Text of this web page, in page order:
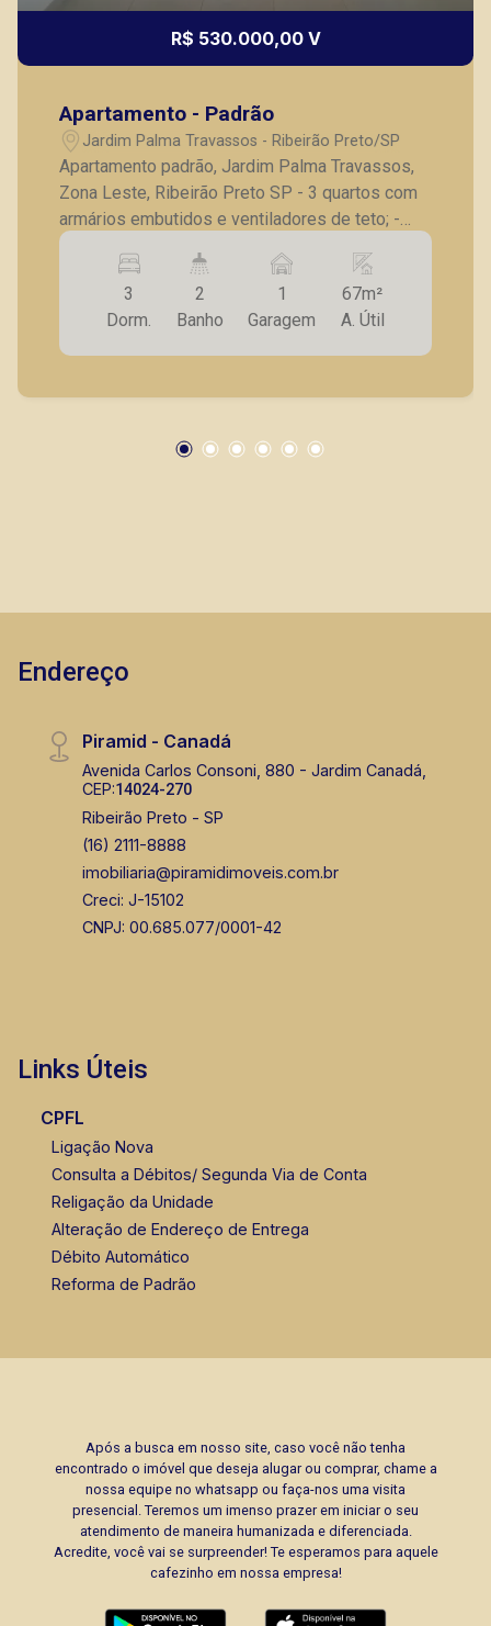
R$ 530.000,00 V
Apartamento - Padrão
Jardim Palma Travassos - Ribeirão Preto/SP
Apartamento padrão, Jardim Palma Travassos,
Zona Leste, Ribeirão Preto SP - 3 quartos com
armários embutidos e ventiladores de teto; -
Sendo 1 suíte; - Sala para 2 ambientes com
ventilador de teto; - Sacada; - Banheiro social
com gabinete, espelho e box blindex; - Cozinha
planejada; - Lavanderia; - 1 vaga de garagem A
Piramid tem como objetivo atender seus
vendas de imóveis prontos, usados ou mesmo
3
Dorm.
2
Banho
1
Garagem
67m²
A. Útil
Endereço
Piramid - Canadá
Avenida Carlos Consoni, 880 - Jardim Canadá,
CEP:14024-270
Ribeirão Preto - SP
(16) 2111-8888
imobiliaria@piramidimoveis.com.br
Creci: J-15102
CNPJ: 00.685.077/0001-42
Links Úteis
CPFL
Ligação Nova
Consulta a Débitos/ Segunda Via de Conta
Religação da Unidade
Alteração de Endereço de Entrega
Débito Automático
Reforma de Padrão
Após a busca em nosso site, caso você não tenha
encontrado o imóvel que deseja alugar ou comprar, chame a
nossa equipe no whatsapp ou faça-nos uma visita
presencial. Teremos um imenso prazer em iniciar o seu
atendimento de maneira humanizada e diferenciada.
Acredite, você vai se surpreender! Te esperamos para aquele
cafezinho em nossa empresa!